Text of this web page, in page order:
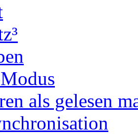
als gelesen